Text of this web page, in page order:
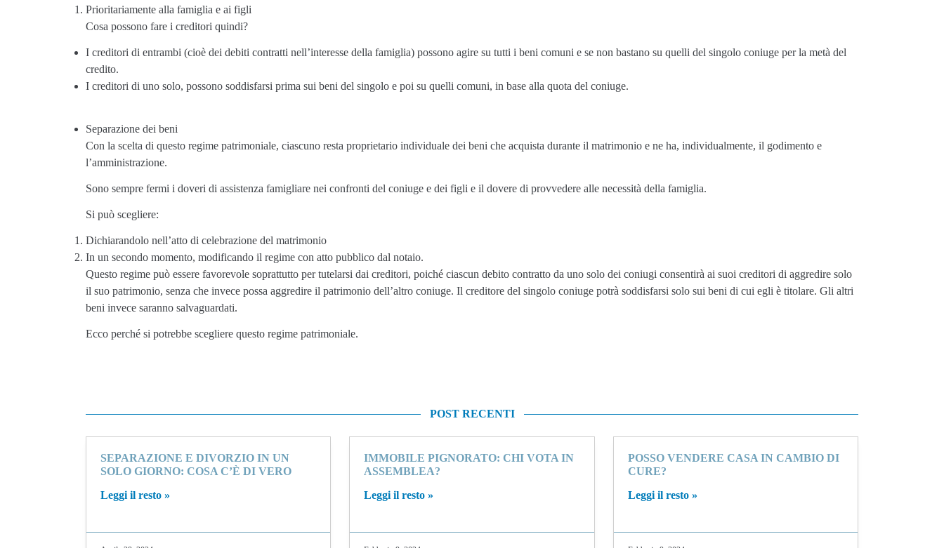
Prioritariamente alla famiglia e ai figli
Cosa possono fare i creditori quindi?
I creditori di entrambi (cioè dei debiti contratti nell’interesse della famiglia) possono agire su tutti i beni comuni e se non bastano su quelli del singolo coniuge per la metà del
credito.
I creditori di uno solo, possono soddisfarsi prima sui beni del singolo e poi su quelli comuni, in base alla quota del coniuge.
Separazione dei beni
Con la scelta di questo regime patrimoniale, ciascuno resta proprietario individuale dei beni che acquista durante il matrimonio e ne ha, individualmente, il godimento e
l’amministrazione.
Sono sempre fermi i doveri di assistenza famigliare nei confronti del coniuge e dei figli e il dovere di provvedere alle necessità della famiglia.
Si può scegliere:
Dichiarandolo nell’atto di celebrazione del matrimonio
In un secondo momento, modificando il regime con atto pubblico dal notaio.
Questo regime può essere favorevole soprattutto per tutelarsi dai creditori, poiché ciascun debito contratto da uno solo dei coniugi consentirà ai suoi creditori di aggredire solo
il suo patrimonio, senza che invece possa aggredire il patrimonio dell’altro coniuge. Il creditore del singolo coniuge potrà soddisfarsi solo sui beni di cui egli è titolare. Gli altri
beni invece saranno salvaguardati.
Ecco perché si potrebbe scegliere questo regime patrimoniale.
POST RECENTI
SEPARAZIONE E DIVORZIO IN UN
SOLO GIORNO: COSA C’È DI VERO
Leggi il resto »
IMMOBILE PIGNORATO: CHI VOTA IN
ASSEMBLEA?
Leggi il resto »
POSSO VENDERE CASA IN CAMBIO DI
CURE?
Leggi il resto »